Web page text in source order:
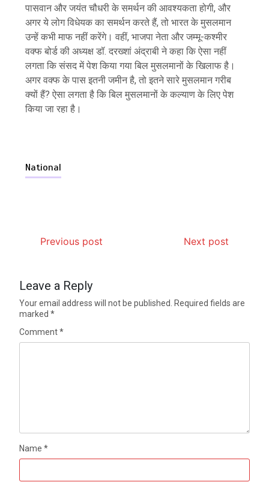
पासवान और जयंत चौधरी के समर्थन की आवश्यकता होगी, और
अगर ये लोग विधेयक का समर्थन करते हैं, तो भारत के मुसलमान
उन्हें कभी माफ नहीं करेंगे। वहीं, भाजपा नेता और जम्मू-कश्मीर
वक्फ बोर्ड की अध्यक्ष डॉ. दरख्शां अंद्राबी ने कहा कि ऐसा नहीं
लगता कि संसद में पेश किया गया बिल मुसलमानों के खिलाफ है।
अगर वक्फ के पास इतनी जमीन है, तो इतने सारे मुसलमान गरीब
क्यों हैं? ऐसा लगता है कि बिल मुसलमानों के कल्याण के लिए पेश
किया जा रहा है।
National
Previous post Next post
Leave a Reply
Your email address will not be published.
Required fields are
marked*
Comment*
Name*